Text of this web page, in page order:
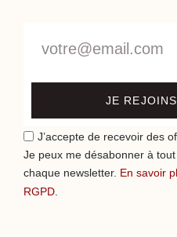
JE
J’accepte de recevoir des
Je peux me désabonner à
chaque newsletter. En savoir
RGPD